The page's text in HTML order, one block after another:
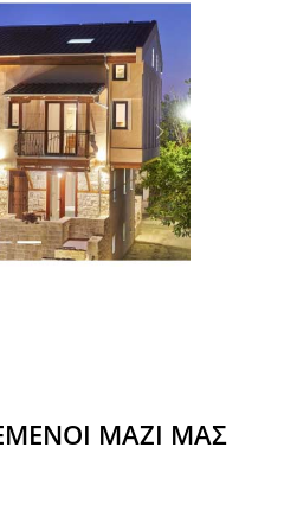
ΜΑΖΊ ΜΑΣ